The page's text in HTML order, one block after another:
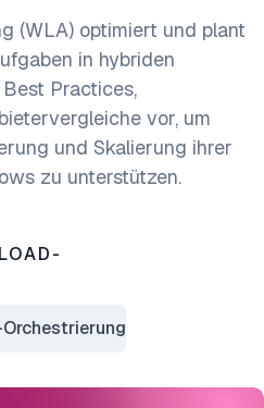
(WLA) optimiert und plant
in hybriden
Practices,
vor, um
und Skalierung ihrer
zu unterstützen.